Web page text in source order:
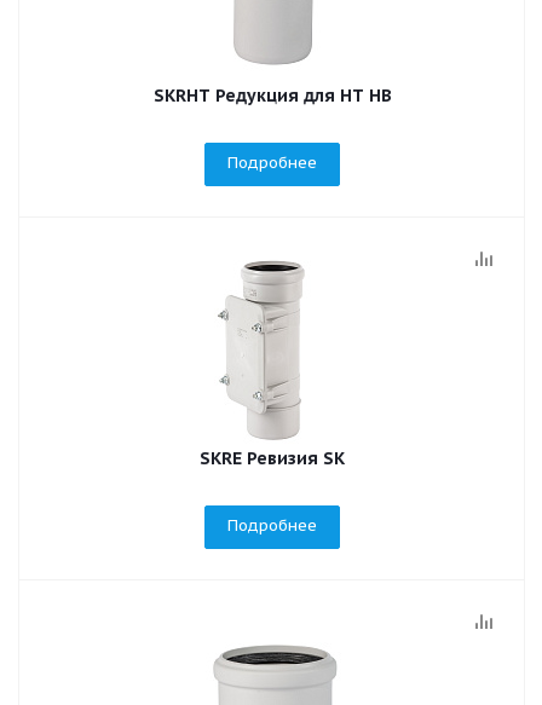
SKRHT Редукция для НТ НВ
Подробнее
SKRE Ревизия SK
Подробнее